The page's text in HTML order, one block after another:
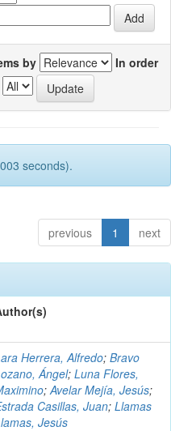
by
In order
seconds).
previous 1 next
Herrera, Alfredo; Bravo
Ángel; Luna Flores,
; Avelar Mejía, Jesús;
Casillas, Juan; Llamas
Jesús